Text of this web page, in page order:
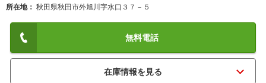
所在地
秋田県秋田市外旭川字水口３７－５
無料電話